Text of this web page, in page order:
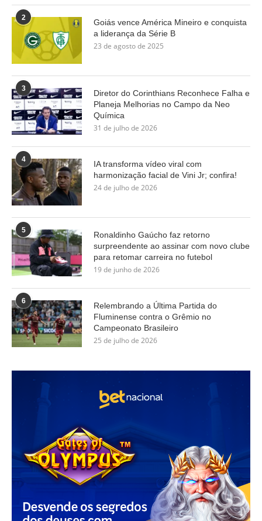
2
Goiás vence América Mineiro e conquista
a liderança da Série B
23 de agosto de 2025
3
Diretor do Corinthians Reconhece Falha e
Planeja Melhorias no Campo da Neo
Química
31 de julho de 2026
4
IA transforma vídeo viral com
harmonização facial de Vini Jr; confira!
24 de julho de 2026
5
Ronaldinho Gaúcho faz retorno
surpreendente ao assinar com novo clube
para retomar carreira no futebol
19 de junho de 2026
6
Relembrando a Última Partida do
Fluminense contra o Grêmio no
Campeonato Brasileiro
25 de julho de 2026